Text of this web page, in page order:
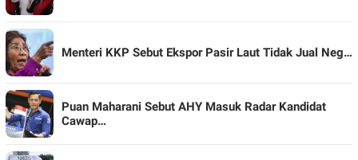
Menteri KKP Sebut Ekspor Pasir Laut Tidak Jual Neg…
Puan Maharani Sebut AHY Masuk Radar Kandidat
Cawap…